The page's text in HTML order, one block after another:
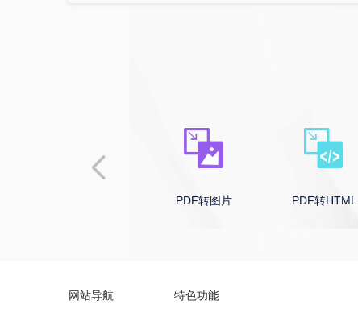
PDF转图片 PDF转HTML
网站导航 特色功能